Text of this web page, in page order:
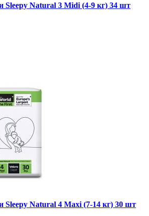
Sleepy Natural 3 Midi (4-9 кг) 34 шт
Sleepy Natural 4 Maxi (7-14 кг) 30 шт